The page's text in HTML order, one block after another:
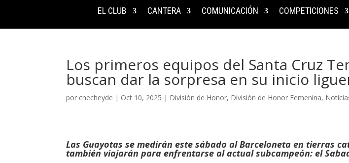
EL CLUB CANTERA COMUNICACIÓN COMPETICIONES
Los primeros equipos del Santa Cruz
buscan dar la sorpresa en su inicio
por cnecheyde | Oct 10, 2025 | División de Honor, División de Honor Femenina,
Las Guayotas se medirán este sábado al Barceloneta en tierras
también viajarán para enfrentarse al actual subcampeón: el